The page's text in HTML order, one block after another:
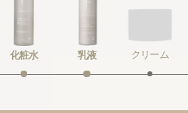
化粧水 乳液 クリーム